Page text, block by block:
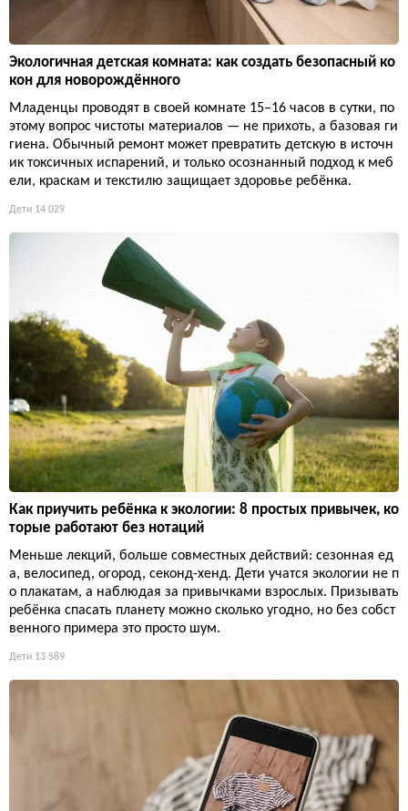
Экологичная детская комната: как создать безопасный ко
кон для новорождённого
Младенцы проводят в своей комнате 15–16 часов в сутки, по
этому вопрос чистоты материалов — не прихоть, а базовая ги
гиена. Обычный ремонт может превратить детскую в источн
ик токсичных испарений, и только осознанный подход к меб
ели, краскам и текстилю защищает здоровье ребёнка.
Дети 14 029
Как приучить ребёнка к экологии: 8 простых привычек, ко
торые работают без нотаций
Меньше лекций, больше совместных действий: сезонная ед
а, велосипед, огород, секонд-хенд. Дети учатся экологии не п
о плакатам, а наблюдая за привычками взрослых. Призывать
ребёнка спасать планету можно сколько угодно, но без собст
венного примера это просто шум.
Дети 13 589